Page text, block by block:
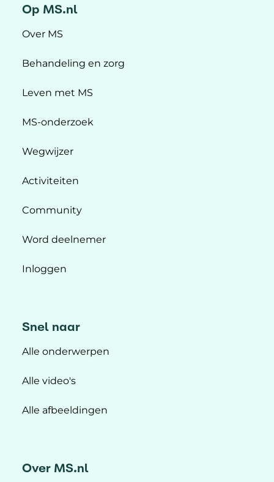
Op MS.nl
Over MS
Behandeling en zorg
Leven met MS
MS-onderzoek
Wegwijzer
Activiteiten
Community
Word deelnemer
Inloggen
Snel naar
Alle onderwerpen
Alle video's
Alle afbeeldingen
Over MS.nl